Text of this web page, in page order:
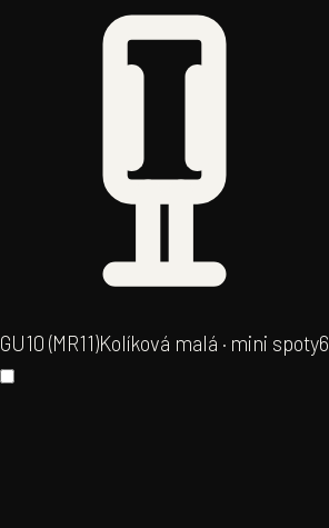
GU10 (MR11)Kolíková malá · mini spoty6